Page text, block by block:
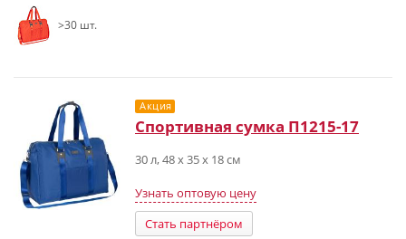
>30 шт.
Акция
Спортивная сумка П1215-17
30 л, 48 х 35 х 18 см
Узнать оптовую цену
Стать партнёром